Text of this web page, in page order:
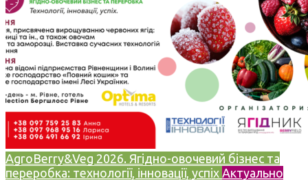
AgroBerry&Veg 2026. Ягідно-овочевий бізнес та
переробка: технології, інновації, успіх Актуально